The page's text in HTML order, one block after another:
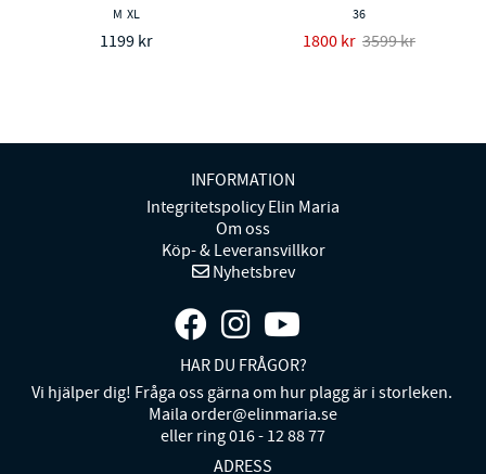
M XL
1199 kr
36
1800 kr 3599 kr
INFORMATION
Integritetspolicy Elin Maria
Om oss
Köp- & Leveransvillkor
Nyhetsbrev
HAR DU FRÅGOR?
Vi hjälper dig! Fråga oss gärna om hur plagg är i storleken.
Maila order@elinmaria.se
eller ring 016 - 12 88 77
ADRESS